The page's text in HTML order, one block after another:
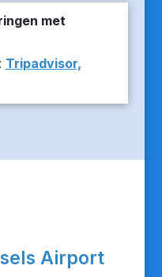
met
Tripadvisor,
Airport